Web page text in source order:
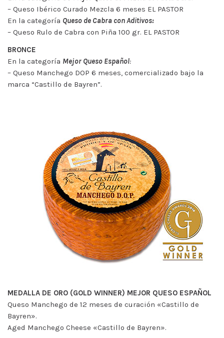
– Queso Ibérico Curado Mezcla 6 meses EL PASTOR
En la categoría Queso de Cabra con Aditivos:
– Queso Rulo de Cabra con Piña 100 gr. EL PASTOR
BRONCE
En la categoría Mejor Queso Español:
– Queso Manchego DOP 6 meses, comercializado bajo la
marca “Castillo de Bayren”.
MEDALLA DE ORO (GOLD WINNER) MEJOR QUESO ESPAÑOL
Queso Manchego de 12 meses de curación «Castillo de
Bayren».
Aged Manchego Cheese «Castillo de Bayren».